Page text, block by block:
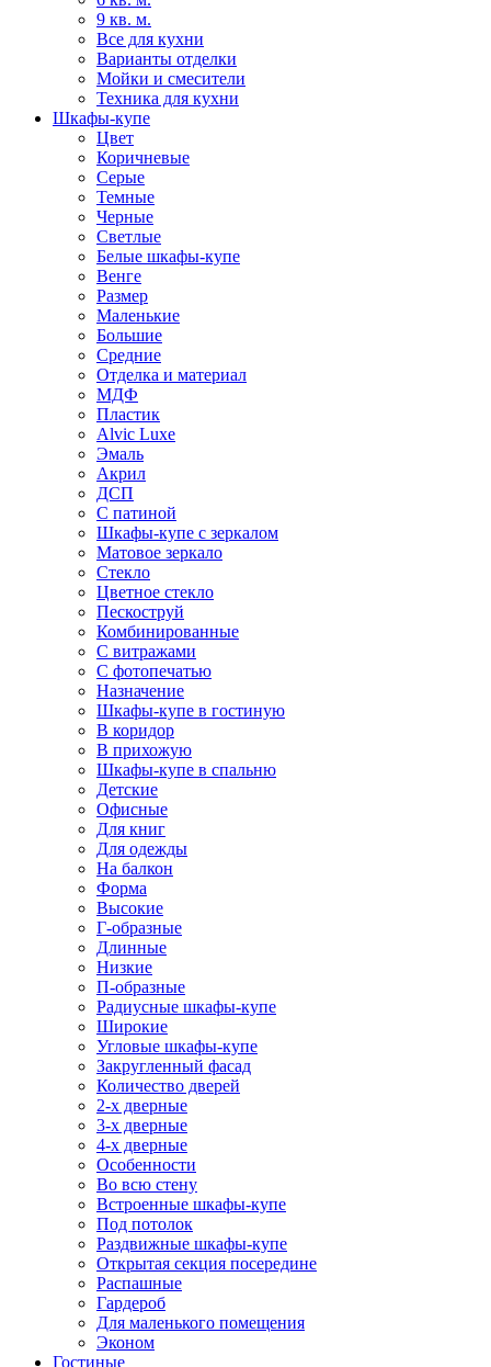
9 кв. м.
Все для кухни
Варианты отделки
Мойки и смесители
Техника для кухни
Шкафы-купе
Цвет
Коричневые
Серые
Темные
Черные
Светлые
Белые шкафы-купе
Венге
Размер
Маленькие
Большие
Средние
Отделка и материал
МДФ
Пластик
Alvic Luxe
Эмаль
Акрил
ДСП
С патиной
Шкафы-купе с зеркалом
Матовое зеркало
Стекло
Цветное стекло
Пескоструй
Комбинированные
С витражами
С фотопечатью
Назначение
Шкафы-купе в гостиную
В коридор
В прихожую
Шкафы-купе в спальню
Детские
Офисные
Для книг
Для одежды
На балкон
Форма
Высокие
Г-образные
Длинные
Низкие
П-образные
Радиусные шкафы-купе
Широкие
Угловые шкафы-купе
Закругленный фасад
Количество дверей
2-х дверные
3-х дверные
4-х дверные
Особенности
Во всю стену
Встроенные шкафы-купе
Под потолок
Раздвижные шкафы-купе
Открытая секция посередине
Распашные
Гардероб
Для маленького помещения
Эконом
Гостиные